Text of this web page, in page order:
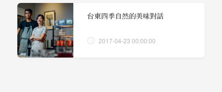
台東四季自然的美味對話
2017-04-23 00:00:00